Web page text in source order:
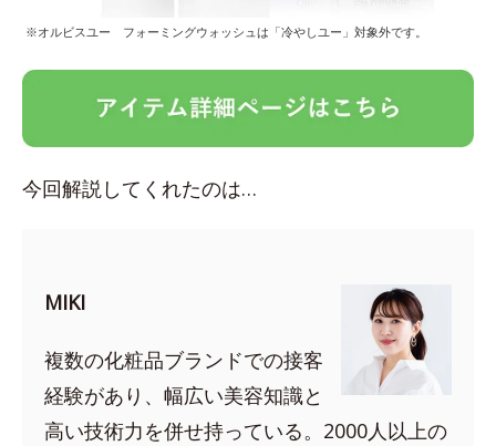
※オルビスユー フォーミングウォッシュは「冷やしユー」対象外です。
今回解説してくれたのは…
MIKI
複数の化粧品ブランドでの接客
経験があり、幅広い美容知識と
高い技術力を併せ持っている。2000人以上の